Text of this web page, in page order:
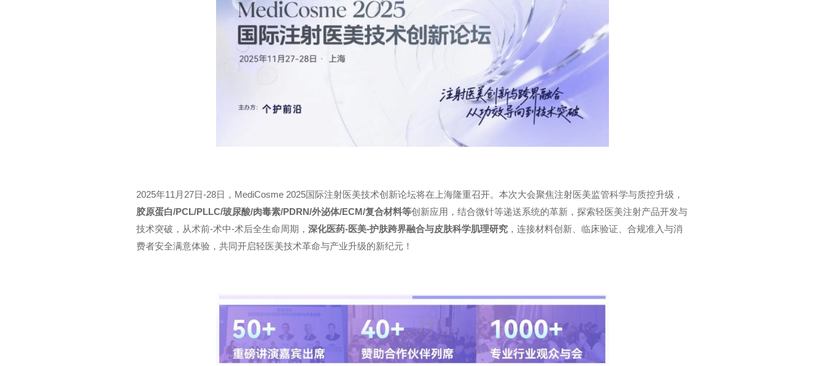
2025年11月27日-28日，MediCosme 2025国际注射医美技术创新论坛将在上海隆重召开。本次大会聚焦注射医美监管科学与质控升级，
胶原蛋白/PCL/PLLC/玻尿酸/肉毒素/PDRN/外泌体/ECM/复合材料等创新应用，结合微针等递送系统的革新，探索轻医美注射产品开发与
技术突破，从术前-术中-术后全生命周期， 深化医药-医美-护肤跨界融合与皮肤科学肌理研究 ，连接材料创新、临床验证、合规准入与消
费者安全满意体验，共同开启轻医美技术革命与产业升级的新纪元！